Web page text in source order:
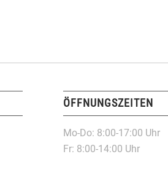
ÖFFNUNGSZEITEN
Mo-Do: 8:00-17:00 Uhr
Fr: 8:00-14:00 Uhr